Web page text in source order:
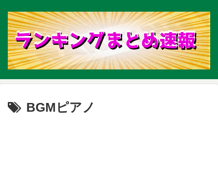
BGMピアノ